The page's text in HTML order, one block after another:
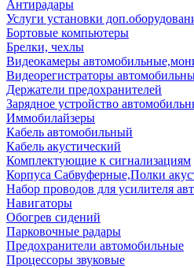
Антирадары
Услуги установки
Бортовые компьютеры
Брелки, чехлы
Видеокамеры
Видеорегистраторы
Держатели предохранителей
Зарядное устройство
Иммобилайзеры
Кабель автомобильный
Кабель акустический
Комплектующие к сигнализациям
Корпуса Сабвуферные,Полки
Набор проводов для усилителя
Навигаторы
Обогрев сидений
Парковочные радары
Предохранители автомобильные
Процессоры звуковые